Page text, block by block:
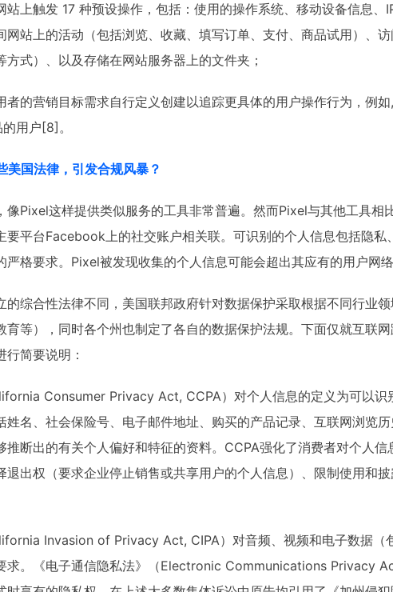
站上触发 17 种预设操作，包括：使用的操作系统、移动设备信息、
网站上的活动（包括浏览、收藏、填写订单、支付、商品试用）、
方式）、以及存储在网站服务器上的文件夹；
者的营销目标需求自行定义创建以追踪更具体的用户操作行为，例
的用户[8]。
国法律，引发合规风暴？
像Pixel这样提供类似服务的工具非常普遍。然而Pixel与其他工具相
要平台Facebook上的社交账户相关联。可识别的个人信息包括隐私
格要求。Pixel被发现收集的个人信息可能会超出其应有的用户网络
的综合性法律不同，美国联邦政府针对数据保护采取根据不同行业
育等），同时各个州也制定了各自的数据保护法规。下面仅就互联
简要说明：
Consumer Privacy Act, CCPA）对个人信息的定义为可以识
姓名、社会保险号、电子邮件地址、购买的产品记录、互联网浏览
推断出的有关个人偏好和特征的资料。CCPA强化了消费者对个人
退出权（要求企业停止销售或共享用户的个人信息）、限制使用和
Invasion of Privacy Act, CIPA）对音频、视频和电子数据（
求。《电子通信隐私法》（Electronic Communications Privacy